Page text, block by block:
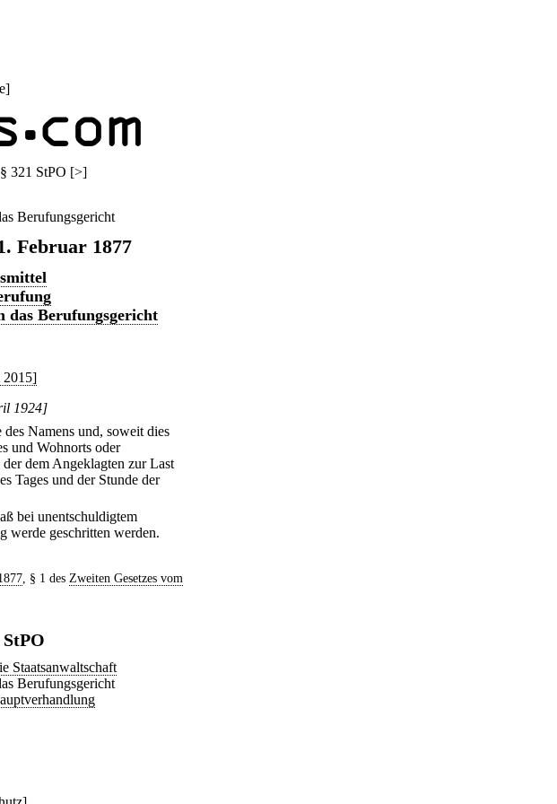
]
§ 321 StPO [>]
Berufungsgericht
Februar 1877
das Berufungsgericht
2015]
1924]
Namens und, soweit dies
und Wohnorts oder
dem Angeklagten zur Last
Tages und der Stunde der
bei unentschuldigtem
werde geschritten werden.
, § 1 des Zweiten Gesetzes vom
Staatsanwaltschaft
Berufungsgericht